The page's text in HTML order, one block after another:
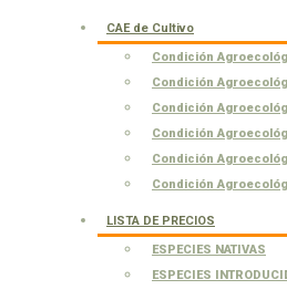
CAE de Cultivo
Condición
Condición
Condición
Condición
Condición
Condición
LISTA DE PRECIOS
ESPECIES NATIVAS
ESPECIES